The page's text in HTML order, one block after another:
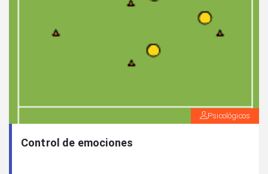
Psicológicos
Control de emociones